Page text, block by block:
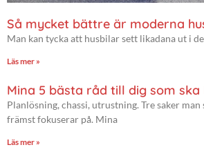
Så mycket bättre är moderna
Man kan tycka att husbilar sett likadana ut i
Läs mer »
Mina 5 bästa råd till dig som ska
Planlösning, chassi, utrustning. Tre saker
främst fokuserar på. Mina
Läs mer »